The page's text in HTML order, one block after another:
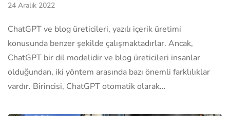
24 Aralık 2022
ChatGPT ve blog üreticileri, yazılı içerik üretimi
konusunda benzer şekilde çalışmaktadırlar. Ancak,
ChatGPT bir dil modelidir ve blog üreticileri insanlar
olduğundan, iki yöntem arasında bazı önemli farklılıklar
vardır. Birincisi, ChatGPT otomatik olarak…